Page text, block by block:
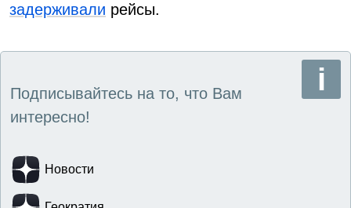
задерживали рейсы.
Подписывайтесь на то, что Вам
интересно!
Новости